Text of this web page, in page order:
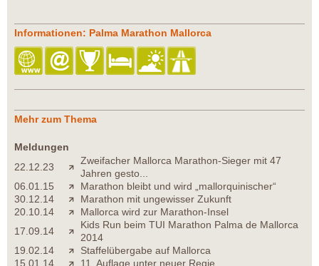
Informationen: Palma Marathon Mallorca
Mehr zum Thema
Meldungen
22.12.23
Zweifacher Mallorca Marathon-Sieger mit 47
Jahren gesto...
06.01.15
Marathon bleibt und wird „mallorquinischer“
30.12.14
Marathon mit ungewisser Zukunft
20.10.14
Mallorca wird zur Marathon-Insel
17.09.14
Kids Run beim TUI Marathon Palma de Mallorca
2014
19.02.14
Staffelübergabe auf Mallorca
15.01.14
11. Auflage unter neuer Regie